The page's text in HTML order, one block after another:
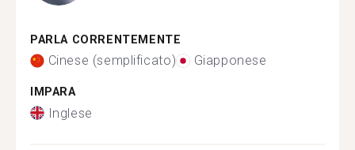
PARLA CORRENTEMENTE
Cinese (semplificato) Giapponese
IMPARA
Inglese